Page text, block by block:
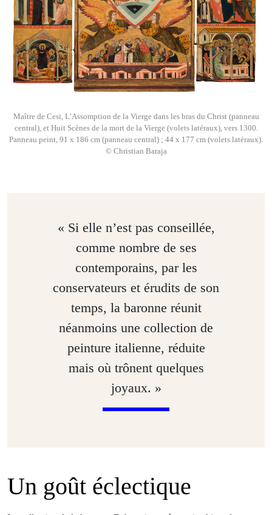
Maître de Cesi, L’Assomption de la Vierge dans les bras du Christ (panneau
central), et Huit Scènes de la mort de la Vierge (volets latéraux), vers 1300.
Panneau peint, 91 x 186 cm (panneau central) ; 44 x 177 cm (volets latéraux).
© Christian Baraja
« Si elle n’est pas conseillée,
comme nombre de ses
contemporains, par les
conservateurs et érudits de son
temps, la baronne réunit
néanmoins une collection de
peinture italienne, réduite
mais où trônent quelques
joyaux. »
Un goût éclectique